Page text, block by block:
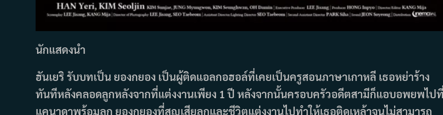
นักแสดงนำ
ฮันเยริ รับบทเป็น ยองกยอง เป็นผู้ติดแอลกอฮอล์ที่เคยเป็นครูสอนภาษาเกาหลี เธอหย่าร้าง
ทันทีหลังคลอดลูกหลังจากที่แต่งงานเพียง 1 ปี หลังจากนั้นครอบครัวอดีตสามีก็แอบอพยพไป
แคนาดาพร้อมลูก ยองกยองที่สูญเสียลูกและชีวิตแต่งงานไปทำให้เธอติดเหล้าจนไม่สามารถ